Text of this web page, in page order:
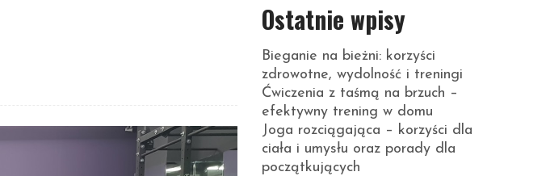
Ostatnie wpisy
Bieganie na bieżni: korzyści
zdrowotne, wydolność i treningi
Ćwiczenia z taśmą na brzuch –
efektywny trening w domu
Joga rozciągająca – korzyści dla
ciała i umysłu oraz porady dla
początkujących